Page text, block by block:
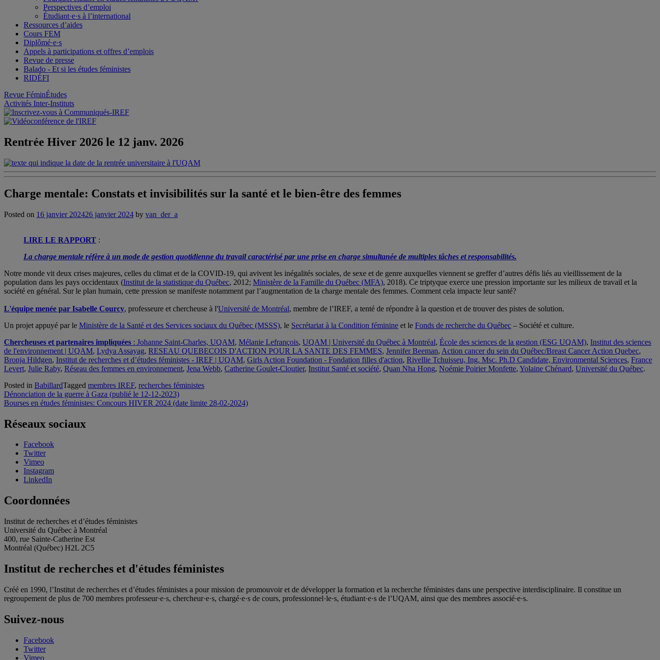
Perspectives d’emploi
Étudiant·e·s à l’international
Ressources d’aides
Cours FEM
Diplômé·e·s
Appels à participations et offres d’emplois
Revue de presse
Balado - Et si les études féministes
RIDÉFI
Revue FéminÉtudes
Activités Inter-Instituts
Rentrée Hiver 2026 le 12 janv. 2026
Charge mentale: Constats et invisibilités sur la santé et le bien-être des femmes
Posted on 16 janvier 202426 janvier 2024 by van_der_a
LIRE LE RAPPORT :
La charge mentale réfère à un mode de gestion quotidienne du travail caractérisé par une prise en charge simultanée de multiples tâches et responsabilités.
Notre monde vit deux crises majeures, celles du climat et de la COVID-19, qui avivent les inégalités sociales, de sexe et de genre auxquelles viennent se greffer d’autres défis liés au vieillissement de la
population dans les pays occidentaux (Institut de la statistique du Québec, 2012; Ministère de la Famille du Québec (MFA), 2018). Ce triptyque exerce une pression importante sur les milieux de travail et la
société en général. Sur le plan humain, cette pression se manifeste notamment par l’augmentation de la charge mentale des femmes. Comment cela impacte leur santé?
L'équipe menée par Isabelle Courcy, professeure et chercheuse à l'Université de Montréal, membre de l’IREF, a tenté de répondre à la question et de trouver des pistes de solution.
Un projet appuyé par le Ministère de la Santé et des Services sociaux du Québec (MSSS), le Secrétariat à la Condition féminine et le Fonds de recherche du Québec – Société et culture.
Chercheuses et partenaires impliquées : Johanne Saint-Charles, UQAM, Mélanie Lefrançois, UQAM | Université du Québec à Montréal, École des sciences de la gestion (ESG UQAM), Institut des sciences
de l'environnement | UQAM, Lydya Assayag, RESEAU QUEBECOIS D'ACTION POUR LA SANTE DES FEMMES, Jennifer Beeman, Action cancer du sein du Québec/Breast Cancer Action Quebec,
Bronja Hildgen, Institut de recherches et d’études féministes - IREF | UQAM, Girls Action Foundation - Fondation filles d'action, Rivellie Tchuisseu, Ing. Msc. Ph.D Candidate, Environmental Sciences, France
Levert, Julie Raby, Réseau des femmes en environnement, Jena Webb, Catherine Goulet-Cloutier, Institut Santé et société, Quan Nha Hong, Noémie Poirier Monfette, Yolaine Chénard, Université du Québec.
Posted in BabillardTagged membres IREF, recherches féministes
Navigation
de
l'article
Dénonciation de la guerre à Gaza (publié le 12-12-2023)
Bourses en études féministes: Concours HIVER 2024 (date limite 28-02-2024)
Réseaux sociaux
Facebook
Twitter
Vimeo
Instagram
LinkedIn
Coordonnées
Institut de recherches et d’études féministes
Université du Québec à Montréal
400, rue Sainte-Catherine Est
Montréal (Québec) H2L 2C5
Institut de recherches et d'études féministes
Créé en 1990, l’Institut de recherches et d’études féministes a pour mission de promouvoir et de développer la formation et la recherche féministes dans une perspective interdisciplinaire. Il constitue un
regroupement de plus de 700 membres professeur·e·s, chercheur·e·s, chargé·e·s de cours, professionnel·le·s, étudiant·e·s de l’UQAM, ainsi que des membres associé·e·s.
Suivez-nous
Facebook
Twitter
Vimeo